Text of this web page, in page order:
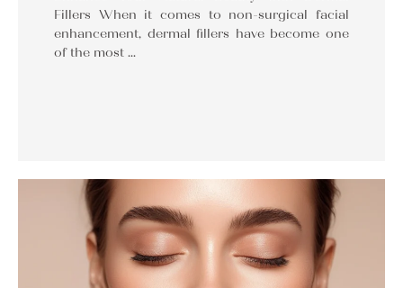
Fillers When it comes to non-surgical facial
enhancement, dermal fillers have become one
of the most …